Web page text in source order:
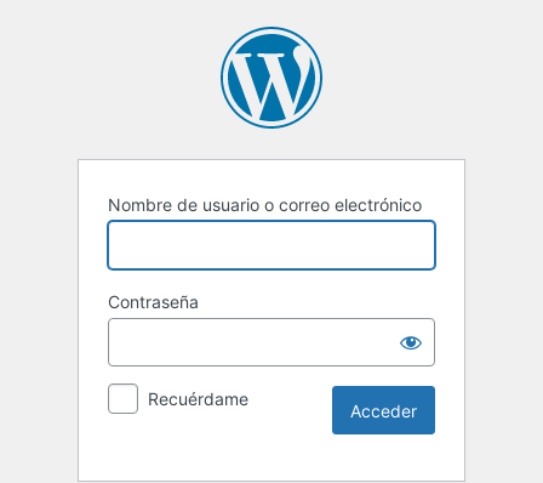
Nombre de usuario o correo electrónico
Contraseña
Recuérdame